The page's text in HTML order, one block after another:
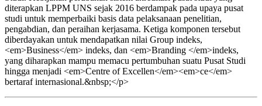
diterapkan LPPM UNS sejak 2016 berdampak pada upaya pusat
studi untuk memperbaiki basis data pelaksanaan penelitian,
pengabdian, dan peraihan kerjasama. Ketiga komponen tersebut
diberdayakan untuk mendapatkan nilai Group indeks,
<em>Business</em> indeks, dan <em>Branding </em>indeks,
yang diharapkan mampu memacu pertumbuhan suatu Pusat Studi
hingga menjadi <em>Centre of Excellen</em><em>ce</em>
bertaraf internasional.&nbsp;</p>